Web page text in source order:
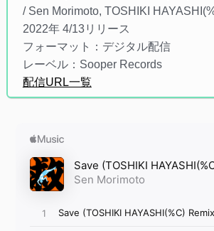
/ Sen Morimoto, TOSHIKI
2022年 4/13リリース
フォーマット：デジタル配信
レーベル：Sooper Records
配信URL一覧